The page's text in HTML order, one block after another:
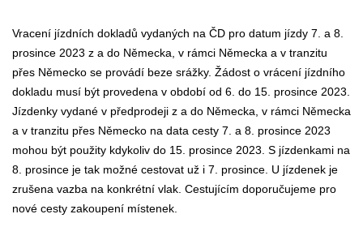
Vracení jízdních dokladů vydaných na ČD pro datum jízdy 7. a 8.
prosince 2023 z a do Německa, v rámci Německa a v tranzitu
přes Německo se provádí beze srážky. Žádost o vrácení jízdního
dokladu musí být provedena v období od 6. do 15. prosince 2023.
Jízdenky vydané v předprodeji z a do Německa, v rámci Německa
a v tranzitu přes Německo na data cesty 7. a 8. prosince 2023
mohou být použity kdykoliv do 15. prosince 2023. S jízdenkami na
8. prosince je tak možné cestovat už i 7. prosince. U jízdenek je
zrušena vazba na konkrétní vlak. Cestujícím doporučujeme pro
nové cesty zakoupení místenek.